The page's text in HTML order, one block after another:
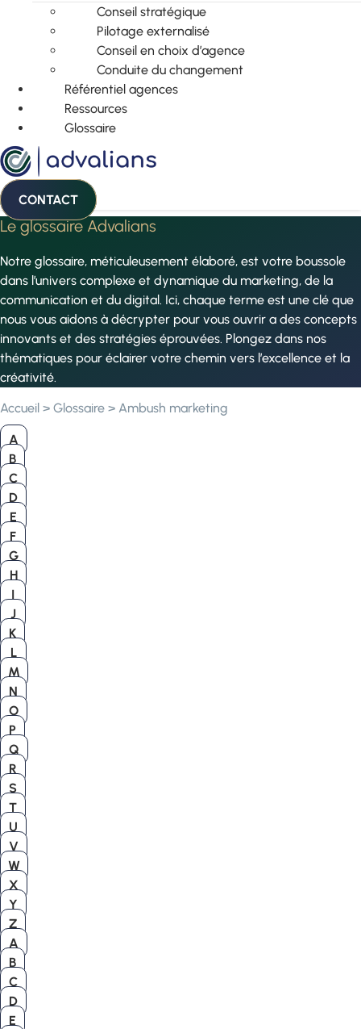
Conseil stratégique
Pilotage externalisé
Conseil en choix d’agence
Conduite du changement
Référentiel agences
Ressources
Glossaire
CONTACT
Le glossaire Advalians
Notre glossaire, méticuleusement élaboré, est votre boussole
dans l’univers complexe et dynamique du marketing, de la
communication et du digital. Ici, chaque terme est une clé que
nous vous aidons à décrypter pour vous ouvrir a des concepts
innovants et des stratégies éprouvées. Plongez dans nos
thématiques pour éclairer votre chemin vers l’excellence et la
créativité.
Accueil > Glossaire > Ambush marketing
A
B
C
D
E
F
G
H
I
J
K
L
M
N
O
P
Q
R
S
T
U
V
W
X
Y
Z
A
B
C
D
E